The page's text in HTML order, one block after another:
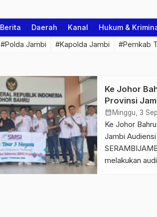
Berita Daerah Kanal Hukum &
#Polda Jambi #Kapolda Jambi #Pemkab
Ke Johor
Provinsi
calendar_month Minggu, 3
Ke Johor
Jambi
melakukan